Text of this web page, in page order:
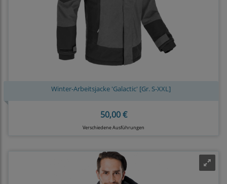
Winter-Arbeitsjacke 'Galactic' [Gr. S-XXL]
50,00 €
Verschiedene Ausführungen